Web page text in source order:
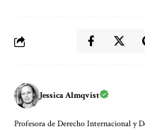
Jessica Almqvist
Profesora de Derecho Internacional y